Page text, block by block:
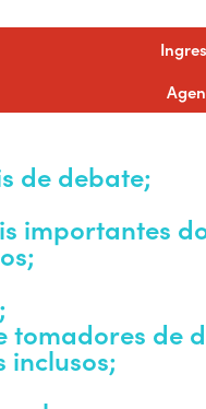
de debate;
importantes
tomadores de
inclusos;